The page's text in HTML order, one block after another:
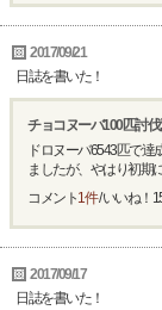
2017/09/21
日誌を書いた！
チョコヌーバ100匹討
ドロヌーバ6543匹で
ましたが、やはり初期
コメント1件/ いいね！
2017/09/17
日誌を書いた！